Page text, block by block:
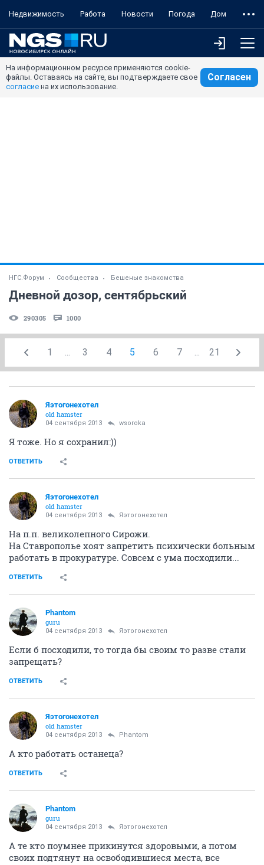
Недвижимость Работа Новости Погода Дом
На информационном ресурсе применяются cookie-
файлы. Оставаясь на сайте, вы подтверждаете свое
согласие на их использование.
Согласен
НГС.Форум Сообщества Бешеные знакомства
Дневной дозор, сентябрьский
290305 1000
1 3 4 5 6 7 21
Яэтогонехотел
old hamster
04 сентября 2013 wsoroka
Я тоже. Но я сохранил:))
ОТВЕТИТЬ
Яэтогонехотел
old hamster
04 сентября 2013 Яэтогонехотел
На п.п. великолепного Сирожи.
На Ставрополье хоят запретить психически больным
работать в прокуратуре. Совсем с ума посходили...
ОТВЕТИТЬ
Phantom
guru
04 сентября 2013 Яэтогонехотел
Если б посходили, то тогда бы своим то разве стали
запрещать?
ОТВЕТИТЬ
Яэтогонехотел
old hamster
04 сентября 2013 Phantom
А кто работать останеца?
ОТВЕТИТЬ
Phantom
guru
04 сентября 2013 Яэтогонехотел
А те кто поумнее прикинутся здоровыми, а потом
своих подтянут на освободившиеся места, все